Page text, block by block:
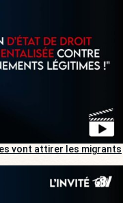
vont attirer les migrants